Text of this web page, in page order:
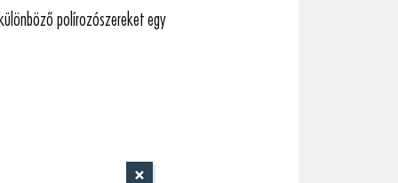
polírozószereket egy